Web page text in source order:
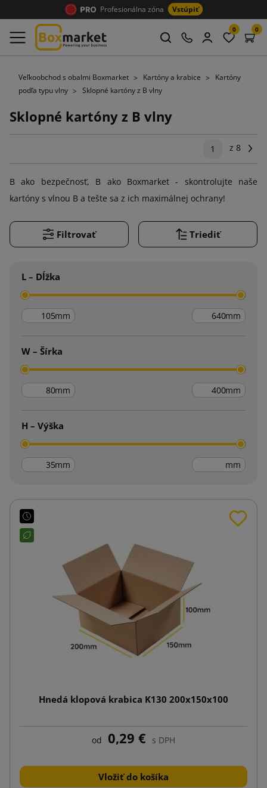
Profesionálna zóna Vstúpiť
0 0
Veľkoobchod s obalmi Boxmarket Kartóny a krabice
Kartóny
podľa typu vlny
Sklopné kartóny z B vlny
Sklopné kartóny z B vlny
1 z 8
B ako bezpečnosť, B ako Boxmarket - skontrolujte naše
kartóny s vlnou B a tešte sa z ich maximálnej ochrany!
Filtrovať Triediť
L – Dĺžka
mm mm
W – Šírka
mm mm
H – Výška
mm mm
Hnedá klopová krabica K130 200x150x100
od 0,29 € s DPH
Vložiť do košíka